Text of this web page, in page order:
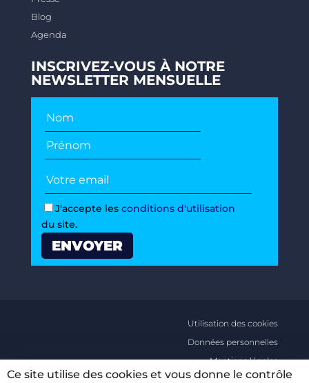
Blog
Agenda
INSCRIVEZ-VOUS À NOTRE
NEWSLETTER MENSUELLE
J'accepte les conditions d'utilisation
du site.
Utilisation des cookies
Données personnelles
Mentions légales
Conditions générales d’utilisations
Ce site utilise des cookies et vous donne le contrôle